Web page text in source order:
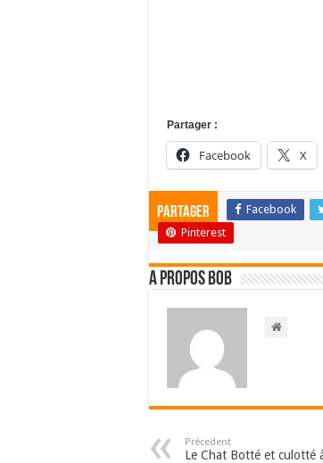
Partager :
Facebook X
Partager Facebook
Pinterest
A propos bOb
Précedent
Le Chat Botté et culotté